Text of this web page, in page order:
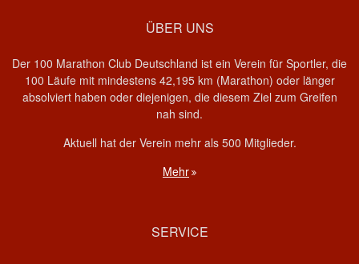
ÜBER UNS
Der 100 Marathon Club Deutschland ist ein Verein für Sportler, die
100 Läufe mit mindestens 42,195 km (Marathon) oder länger
absolviert haben oder diejenigen, die diesem Ziel zum Greifen
nah sind.
Aktuell hat der Verein mehr als 500 Mitglieder.
Mehr
SERVICE